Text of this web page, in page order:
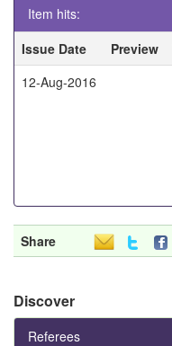
Item hits:
Issue Date
Preview
12-Aug-2016
Share
Discover
Referees